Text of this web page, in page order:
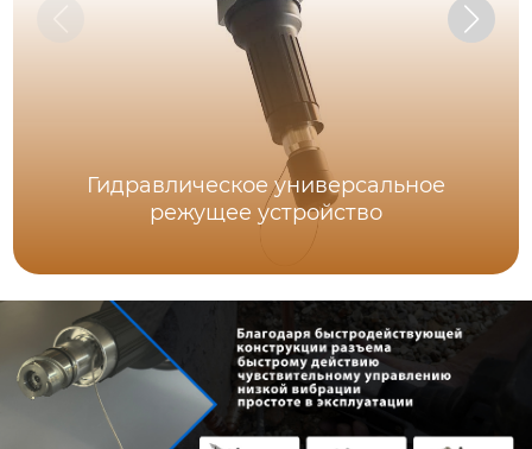
Гидравлическое универсальное
режущее устройство